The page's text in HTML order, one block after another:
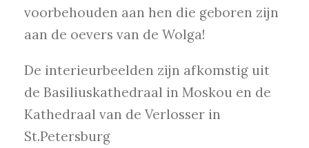
voorbehouden aan hen die geboren zijn
aan de oevers van de Wolga!
De interieurbeelden zijn afkomstig uit
de Basiliuskathedraal in Moskou en de
Kathedraal van de Verlosser in
St.Petersburg